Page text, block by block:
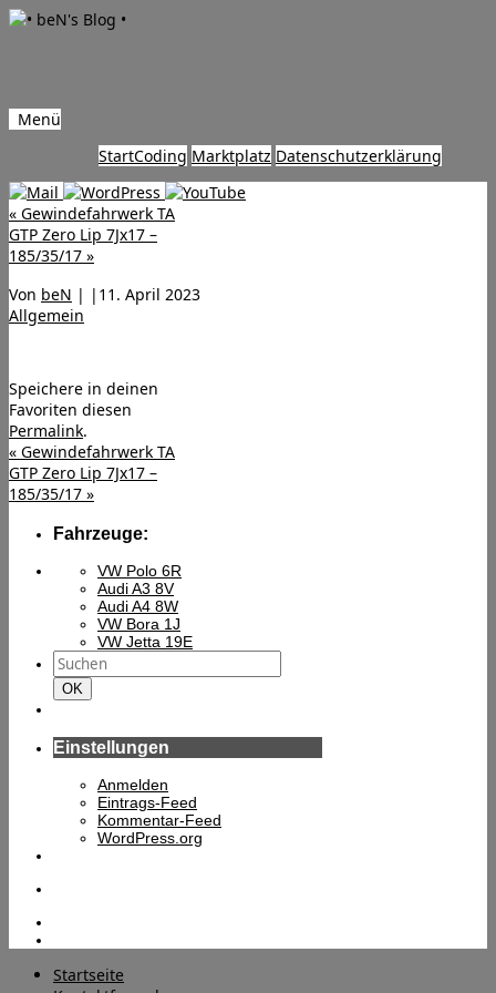
Menü
springen
StartCoding Marktplatz Datenschutzerklärung
« Gewindefahrwerk TA
GTP Zero Lip 7Jx17 –
185/35/17 »
Von beN | | 11. April 2023
Allgemein
Speichere in deinen
Favoriten diesen
Permalink.
« Gewindefahrwerk TA
GTP Zero Lip 7Jx17 –
185/35/17 »
Fahrzeuge:
VW Polo 6R
Audi A3 8V
Audi A4 8W
VW Bora 1J
VW Jetta 19E
Suchen
nach:
Suchen
OK
Einstellungen
Anmelden
Eintrags-Feed
Kommentar-Feed
WordPress.org
Startseite